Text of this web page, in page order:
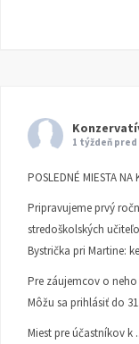
1 týždeň pred
POSLEDNÉ MIESTA
Pripravujeme prvý
stredoškolských
Bystrička pri Martine:
Pre záujemcov o
Môžu sa prihlásiť do
Miest pre účastníkov k